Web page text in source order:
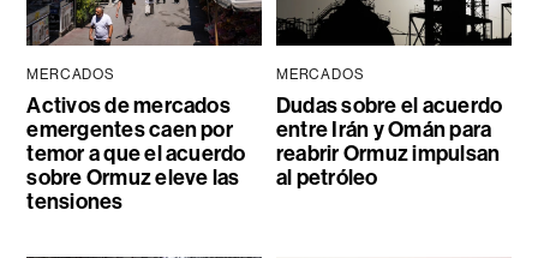
MERCADOS
Activos de mercados
emergentes caen por
temor a que el acuerdo
sobre Ormuz eleve las
tensiones
MERCADOS
Dudas sobre el acuerdo
entre Irán y Omán para
reabrir Ormuz impulsan
al petróleo